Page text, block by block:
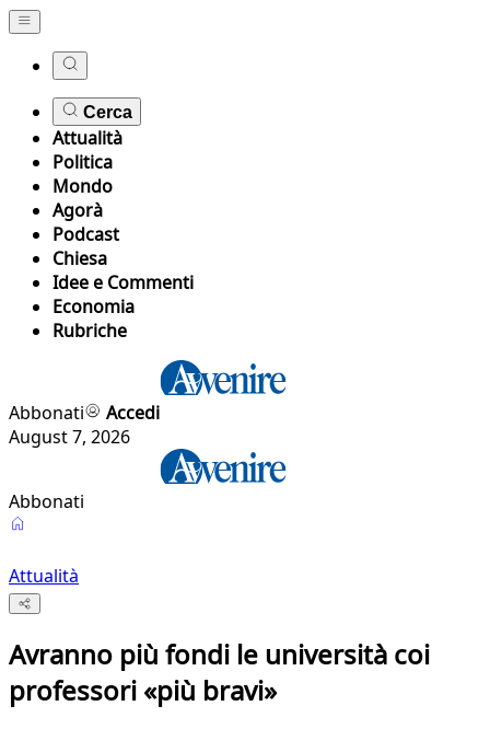
Cerca
Attualità
Politica
Mondo
Agorà
Podcast
Chiesa
Idee e Commenti
Economia
Rubriche
Abbonati
Accedi
August 7, 2026
Abbonati
Attualità
Avranno più fondi le università coi
professori «più bravi»